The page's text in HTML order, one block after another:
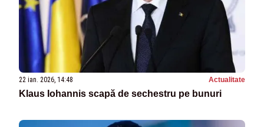
22 ian. 2026, 14:48 Actualitate
Klaus Iohannis scapă de sechestru pe bunuri